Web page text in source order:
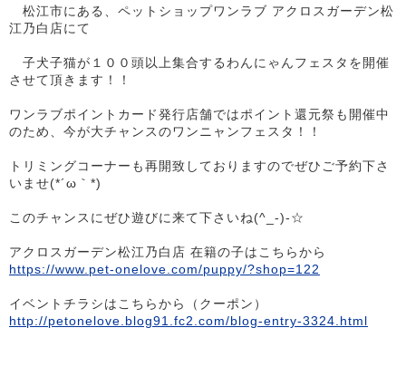
松江市にある、ペットショップワンラブ アクロスガーデン松
江乃白店にて
子犬子猫が１００頭以上集合するわんにゃんフェスタを開催
させて頂きます！！
ワンラブポイントカード発行店舗ではポイント還元祭も開催中
のため、今が大チャンスのワンニャンフェスタ！！
トリミングコーナーも再開致しておりますのでぜひご予約下さ
いませ(*´ω｀*)
このチャンスにぜひ遊びに来て下さいね(^_-)-☆
アクロスガーデン松江乃白店 在籍の子はこちらから
https://www.pet-onelove.com/puppy/?shop=122
イベントチラシはこちらから（クーポン）
http://petonelove.blog91.fc2.com/blog-entry-3324.html